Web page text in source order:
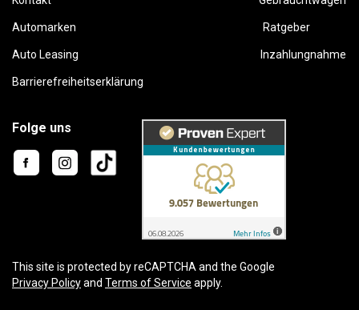
Automarken Ratgeber
Auto Leasing Inzahlungnahme
Barrierefreiheitserklärung
Folge uns
This site is protected by reCAPTCHA and the Google
Privacy Policyand Terms of Service apply.